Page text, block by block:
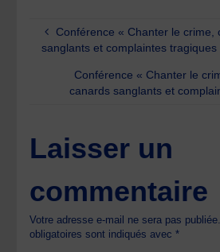
Conférence « Chanter le crime,
sanglants et complaintes tragiques
Conférence « Chanter le
canards sanglants et
Laisser un
commentaire
Votre adresse e-mail ne sera pas publiée.
obligatoires sont indiqués avec*